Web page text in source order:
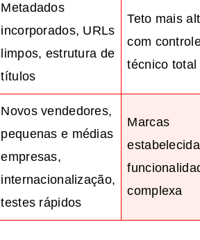
Metadados
incorporados, URLs
limpos, estrutura de
títulos
Teto mais
com
técnico total
Novos vendedores,
pequenas e médias
empresas,
internacionalização,
testes rápidos
Marcas
complexa